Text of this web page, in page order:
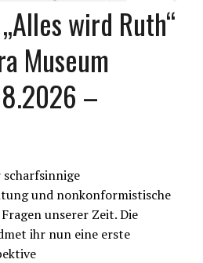
wird Ruth“
Museum
–
und nonkonformistische
unserer Zeit. Die
ihr nun eine erste